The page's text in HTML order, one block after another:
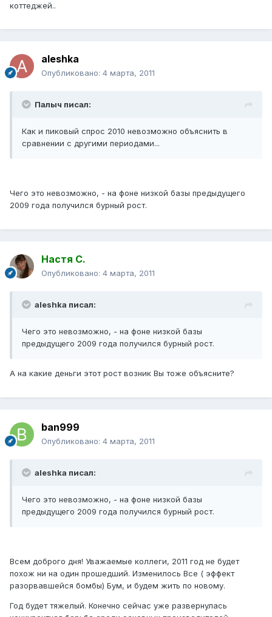
коттеджей..
aleshka
Опубликовано: 4 марта, 2011
Палыч писал:
Как и пиковый спрос 2010 невозможно объяснить в
сравнении с другими периодами...
Чего это невозможно, - на фоне низкой базы предыдущего
2009 года получился бурный рост.
Настя С.
Опубликовано: 4 марта, 2011
aleshka писал:
Чего это невозможно, - на фоне низкой базы
предыдущего 2009 года получился бурный рост.
А на какие деньги этот рост возник Вы тоже объясните?
ban999
Опубликовано: 4 марта, 2011
aleshka писал:
Чего это невозможно, - на фоне низкой базы
предыдущего 2009 года получился бурный рост.
Всем доброго дня! Уважаемые коллеги, 2011 год не будет
похож ни на один прошедший. Изменилось Все ( эффект
разорвавшейся бомбы) Бум, и будем жить по новому.
Год будет тяжелый. Конечно сейчас уже развернулась